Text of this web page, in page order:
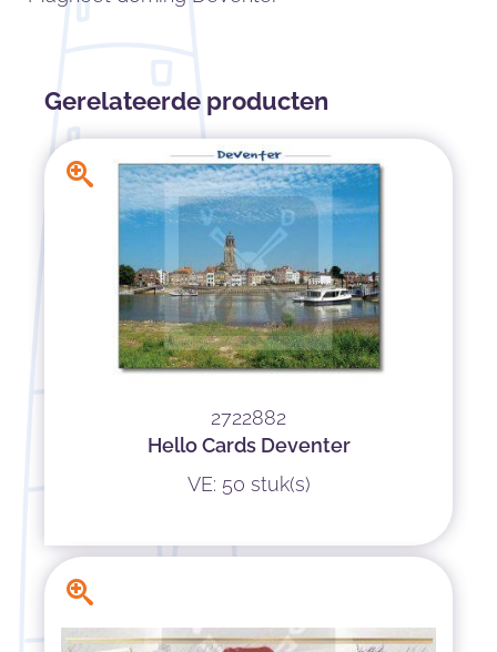
Gerelateerde producten
2722882
Hello Cards Deventer
VE: 50 stuk(s)